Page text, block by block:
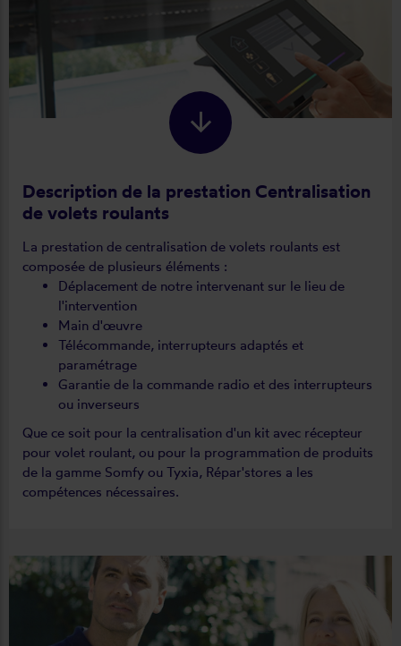
Description de la prestation Centralisation
de volets roulants
La prestation de centralisation de volets roulants est
composée de plusieurs éléments :
Déplacement de notre intervenant sur le lieu de
l'intervention
Main d'œuvre
Télécommande, interrupteurs adaptés et
paramétrage
Garantie de la commande radio et des interrupteurs
ou inverseurs
Que ce soit pour la centralisation d'un kit avec récepteur
pour volet roulant, ou pour la programmation de produits
de la gamme Somfy ou Tyxia, Répar'stores a les
compétences nécessaires.